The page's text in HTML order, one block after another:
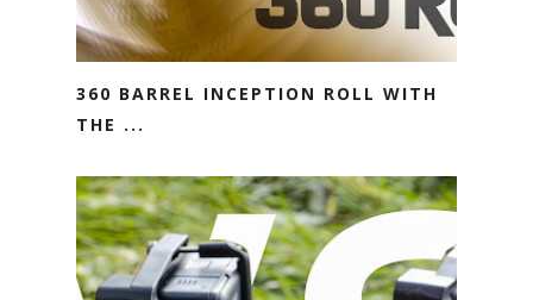
360 BARREL INCEPTION ROLL WITH
THE ...